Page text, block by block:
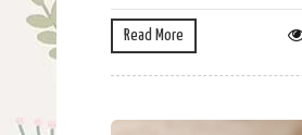
Read More